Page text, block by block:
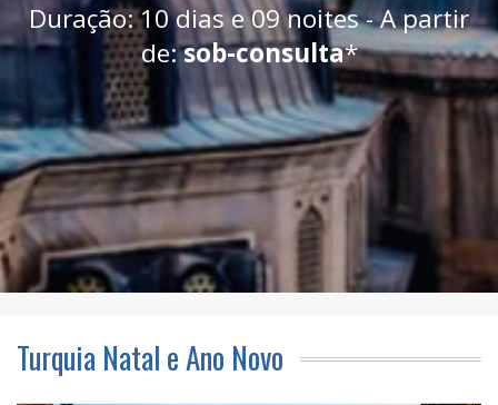
Duração: 10 dias e 09 noites - A partir
de:sob-consulta*
Turquia Natal e Ano Novo